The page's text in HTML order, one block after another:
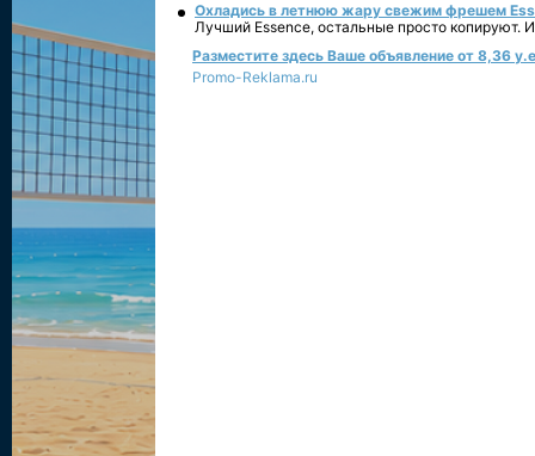
Охладись в летнюю жару свежим фрешем
Лучший Essence, остальные просто копируют.
Разместите здесь Ваше объявление от 8,36
Promo-Reklama.ru